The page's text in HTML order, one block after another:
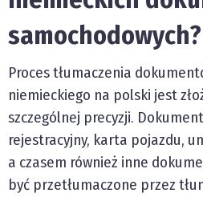
samochodowych?
Proces tłumaczenia
niemieckiego na polski jest
szczególnej precyzji.
rejestracyjny, karta pojazdu,
a czasem również inne
być przetłumaczone przez